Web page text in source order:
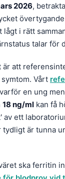
2026,
lågt i rätt
talar för
är att
Vårt
en ung
18 ng/ml kan få
av ett
tydligt är tunna
ska ferritin